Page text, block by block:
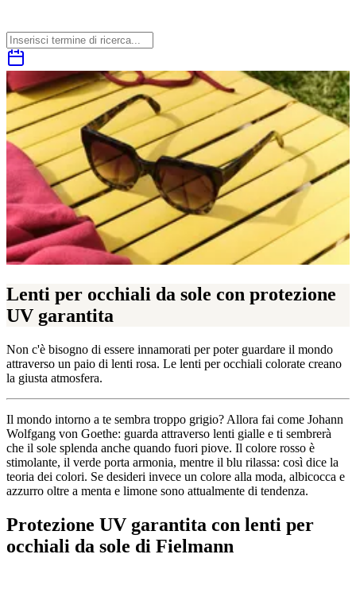
Lenti per occhiali da sole con protezione
UV garantita
Non c'è bisogno di essere innamorati per poter guardare il mondo
attraverso un paio di lenti rosa. Le lenti per occhiali colorate creano
la giusta atmosfera.
Il mondo intorno a te sembra troppo grigio? Allora fai come Johann
Wolfgang von Goethe: guarda attraverso lenti gialle e ti sembrerà
che il sole splenda anche quando fuori piove. Il colore rosso è
stimolante, il verde porta armonia, mentre il blu rilassa: così dice la
teoria dei colori. Se desideri invece un colore alla moda, albicocca e
azzurro oltre a menta e limone sono attualmente di tendenza.
Protezione UV garantita con lenti per
occhiali da sole di Fielmann